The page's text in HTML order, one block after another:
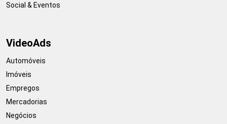
Social & Eventos
VideoAds
Automóveis
Imóveis
Empregos
Mercadorias
Negócios